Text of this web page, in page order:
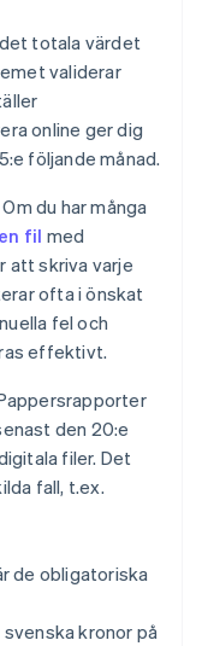
totala värdet
validerar
online ger dig
följande månad.
Om du har många
fil med
att skriva varje
ofta i önskat
fel och
effektivt.
den 20:e
filer. Det
fall, t.ex.
de obligatoriska
kronor på